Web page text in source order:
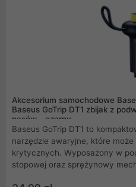
Dodatkowo, urządzenie
sześciomiesięczny czas
ładowania USB-C. Do zestawu
Akcesorium samochodowe
Baseus GoTrip DT1 zbijak z
pasów - czarny
Baseus GoTrip DT1 to
narzędzie awaryjne, które
krytycznych. Wyposażony w
stopowej oraz sprężynowy